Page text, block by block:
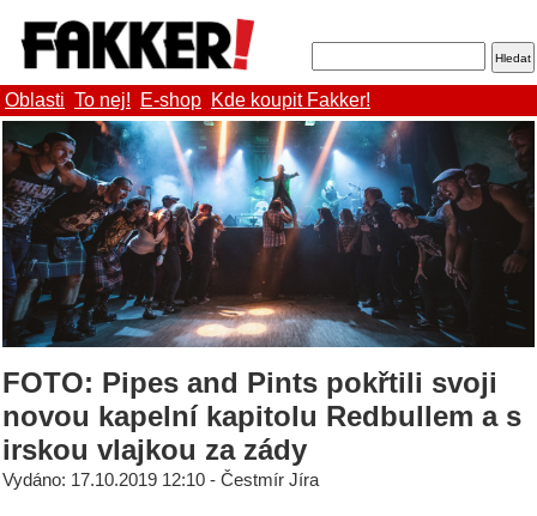
Oblasti To nej! E-shop Kde koupit Fakker!
FOTO: Pipes and Pints pokřtili svoji
novou kapelní kapitolu Redbullem a s
irskou vlajkou za zády
Vydáno: 17.10.2019 12:10 - Čestmír Jíra